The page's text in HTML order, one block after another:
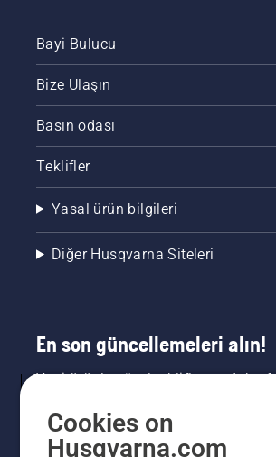
Bayi Bulucu
Bize Ulaşın
Basın odası
Teklifler
Yasal ürün bilgileri
Diğer Husqvarna Siteleri
En son güncellemeleri alın!
Yeni ürünler, özel teklifler ve daha
buradan kaydolun.
Cookies on
Husqvarna.com